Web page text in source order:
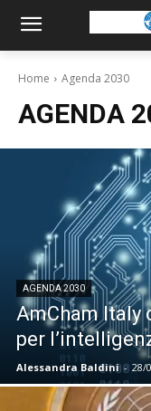
Home Agenda 2030
AGENDA
AGENDA 2030
AmCham Italy
per
Alessandra Baldini - 28/